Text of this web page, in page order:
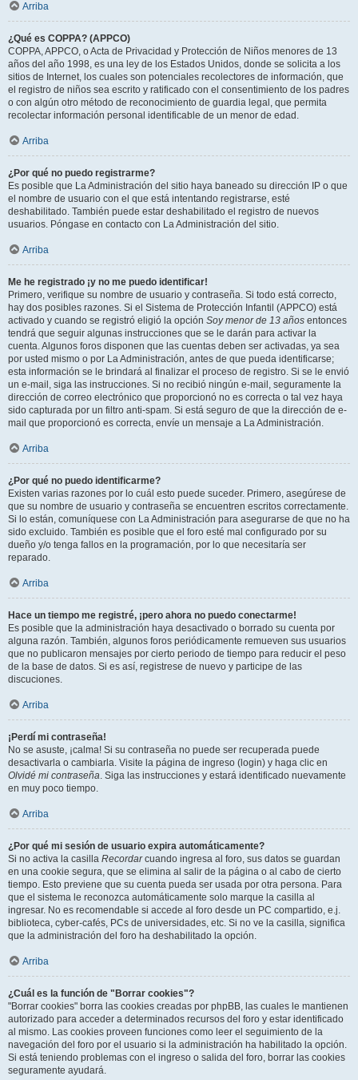
Arriba
¿Qué es COPPA? (APPCO)
COPPA, APPCO, o Acta de Privacidad y Protección de Niños menores de 13
años del año 1998, es una ley de los Estados Unidos, donde se solicita a los
sitios de Internet, los cuales son potenciales recolectores de información, que
el registro de niños sea escrito y ratificado con el consentimiento de los padres
o con algún otro método de reconocimiento de guardia legal, que permita
recolectar información personal identificable de un menor de edad.
Arriba
¿Por qué no puedo registrarme?
Es posible que La Administración del sitio haya baneado su dirección IP o que
el nombre de usuario con el que está intentando registrarse, esté
deshabilitado. También puede estar deshabilitado el registro de nuevos
usuarios. Póngase en contacto con La Administración del sitio.
Arriba
Me he registrado ¡y no me puedo identificar!
Primero, verifique su nombre de usuario y contraseña. Si todo está correcto,
hay dos posibles razones. Si el Sistema de Protección Infantil (APPCO) está
activado y cuando se registró eligió la opción Soy menor de 13 años entonces
tendrá que seguir algunas instrucciones que se le darán para activar la
cuenta. Algunos foros disponen que las cuentas deben ser activadas, ya sea
por usted mismo o por La Administración, antes de que pueda identificarse;
esta información se le brindará al finalizar el proceso de registro. Si se le envió
un e-mail, siga las instrucciones. Si no recibió ningún e-mail, seguramente la
dirección de correo electrónico que proporcionó no es correcta o tal vez haya
sido capturada por un filtro anti-spam. Si está seguro de que la dirección de e-
mail que proporcionó es correcta, envíe un mensaje a La Administración.
Arriba
¿Por qué no puedo identificarme?
Existen varias razones por lo cuál esto puede suceder. Primero, asegúrese de
que su nombre de usuario y contraseña se encuentren escritos correctamente.
Si lo están, comuníquese con La Administración para asegurarse de que no ha
sido excluido. También es posible que el foro esté mal configurado por su
dueño y/o tenga fallos en la programación, por lo que necesitaría ser
reparado.
Arriba
Hace un tiempo me registré, ¡pero ahora no puedo conectarme!
Es posible que la administración haya desactivado o borrado su cuenta por
alguna razón. También, algunos foros periódicamente remueven sus usuarios
que no publicaron mensajes por cierto periodo de tiempo para reducir el peso
de la base de datos. Si es así, registrese de nuevo y participe de las
discuciones.
Arriba
¡Perdí mi contraseña!
No se asuste, ¡calma! Si su contraseña no puede ser recuperada puede
desactivarla o cambiarla. Visite la página de ingreso (login) y haga clic en
Olvidé mi contraseña. Siga las instrucciones y estará identificado nuevamente
en muy poco tiempo.
Arriba
¿Por qué mi sesión de usuario expira automáticamente?
Si no activa la casilla Recordarcuando ingresa al foro, sus datos se guardan
en una cookie segura, que se elimina al salir de la página o al cabo de cierto
tiempo. Esto previene que su cuenta pueda ser usada por otra persona. Para
que el sistema le reconozca automáticamente solo marque la casilla al
ingresar. No es recomendable si accede al foro desde un PC compartido, e.j.
biblioteca, cyber-cafés, PCs de universidades, etc. Si no ve la casilla, significa
que la administración del foro ha deshabilitado la opción.
Arriba
¿Cuál es la función de "Borrar cookies"?
"Borrar cookies" borra las cookies creadas por phpBB, las cuales le mantienen
autorizado para acceder a determinados recursos del foro y estar identificado
al mismo. Las cookies proveen funciones como leer el seguimiento de la
navegación del foro por el usuario si la administración ha habilitado la opción.
Si está teniendo problemas con el ingreso o salida del foro, borrar las cookies
seguramente ayudará.